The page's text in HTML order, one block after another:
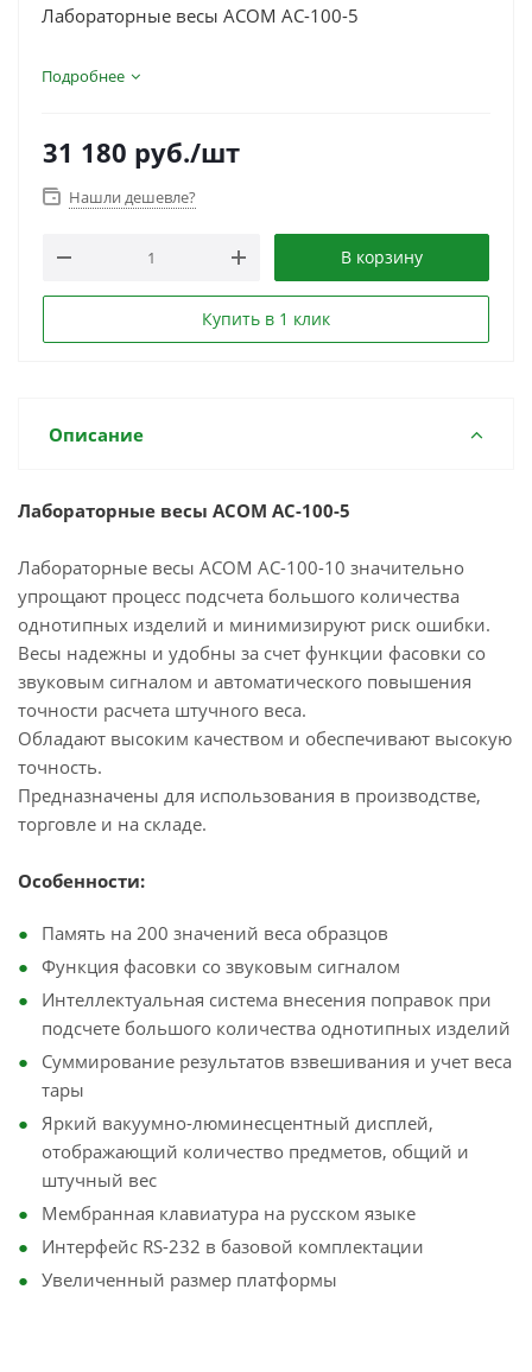
Лабораторные весы ACOM AC-100-5
Подробнее
31 180 руб./шт
Нашли дешевле?
В корзину
Купить в 1 клик
Описание
Лабораторные весы ACOM AC-100-5
Лабораторные весы ACOM AC-100-10 значительно
упрощают процесс подсчета большого количества
однотипных изделий и минимизируют риск ошибки.
Весы надежны и удобны за счет функции фасовки со
звуковым сигналом и автоматического повышения
точности расчета штучного веса.
Обладают высоким качеством и обеспечивают высокую
точность.
Предназначены для использования в производстве,
торговле и на складе.
Особенности:
Память на 200 значений веса образцов
Функция фасовки со звуковым сигналом
Интеллектуальная система внесения поправок при
подсчете большого количества однотипных изделий
Суммирование результатов взвешивания и учет веса
тары
Яркий вакуумно-люминесцентный дисплей,
отображающий количество предметов, общий и
штучный вес
Мембранная клавиатура на русском языке
Интерфейс RS-232 в базовой комплектации
Увеличенный размер платформы